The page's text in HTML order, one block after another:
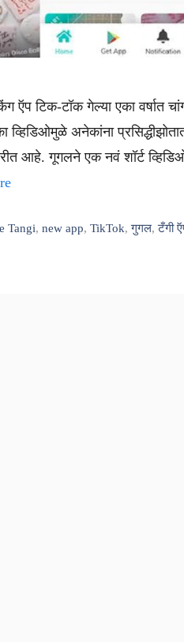
ऍप टिक-टॉक गेल्या एका वर्षात
व्हिडिओमुळे अनेकांना
आहे. गूगलने एक नवं शॉर्ट
Tangi,new app,TikTok,गुगल,टँगी